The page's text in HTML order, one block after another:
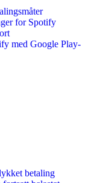
for Spotify
med Google Play-
betaling